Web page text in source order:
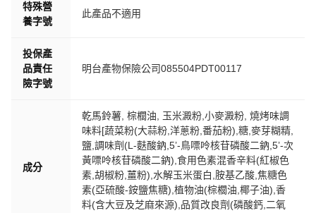
特殊營
養字號
此產品不適用
投保產
品責任
險字號
明台產物保險公司085504PDT00117
成分
乾馬鈴薯, 棕櫚油, 玉米澱粉,小麥澱粉, 燒烤味調
味料[蔬菜粉(大蒜粉,洋蔥粉,番茄粉),糖,麥芽糊精,
鹽,調味劑(L-麩酸鈉,5’-鳥嘌呤核苷磷酸二鈉,5’-次
黃嘌呤核苷磷酸二鈉),食用色素混香辛料(紅椒色
素,胡椒粉,薑粉),水解玉米蛋白,胺基乙酸,焦糖色
素(亞硫酸-銨鹽焦糖),植物油(棕櫚油,椰子油),香
料(含大豆及芝麻來源),品質改良劑(磷酸鈣,二氧